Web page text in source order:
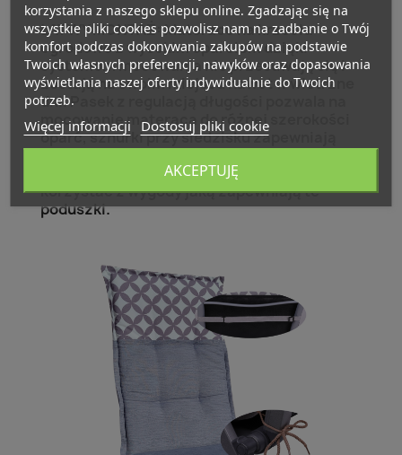
ŁATWY MONTAŻ: Materace na krzesła
ogrodowe z wysokim oparciem dzięki
systemom mocowania nie przesuwają się i
zostają na swoim miejscu nawet w wietrzne
dni. Pasek z regulacją długości pozwala na
mocowanie materaca do różnej szerokości
oparć, sznurki przy siedzisku zapewniają
kilka sekund po czym możemy w pełni
korzystać z wygody jaką zapewniają te
poduszki.
korzystania z naszego sklepu online. Zgadzając się na
wszystkie pliki cookies pozwolisz nam na zadbanie o Twój
komfort podczas dokonywania zakupów na podstawie
Twoich własnych preferencji, nawyków oraz dopasowania
wyświetlania naszej oferty indywidualnie do Twoich
potrzeb.
Więcej informacji Dostosuj pliki cookie
AKCEPTUJĘ